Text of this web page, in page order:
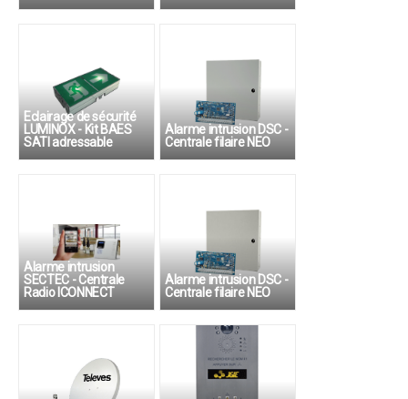
Eclairage de sécurité
LUMINOX - Kit BAES
SATI adressable
Alarme intrusion DSC -
Centrale filaire NEO
Alarme intrusion
SECTEC - Centrale
Radio ICONNECT
Alarme intrusion DSC -
Centrale filaire NEO